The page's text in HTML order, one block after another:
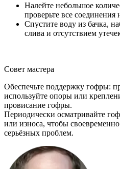
Налейте небольшое
проверьте все соединения
Спустите воду из бачка,
слива и отсутствием
Совет мастера
Обеспечьте поддержку гофры:
используйте опоры или
провисание гофры.
Периодически осматривайте
или износа, чтобы
серьёзных проблем.